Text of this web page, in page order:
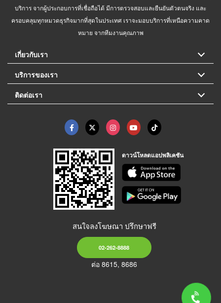
บริการ จากผู้ประกอบการที่เชื่อถือได้ มีการตรวจสอบและยืนยันตัวตนจริง และ
ครอบคลุมทุกหมวดธุรกิจมากที่สุดในประเทศ เราจะมอบบริการที่เหนือความคาด
หมาย จากทีมงานคุณภาพ
เกี่ยวกับเรา
บริการของเรา
ติดต่อเรา
ดาวน์โหลดแอปพลิเคชัน
สนใจลงโฆษณา ปรึกษาฟรี
02-262-8888
ต่อ 8615, 8686